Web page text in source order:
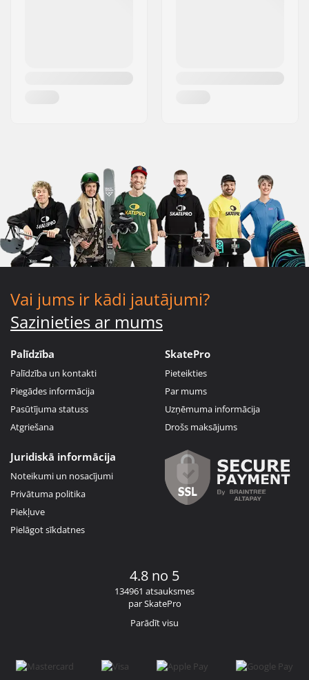
Vai jums ir kādi jautājumi?
Sazinieties ar mums
Palīdzība
Palīdzība un kontakti
Piegādes informācija
Pasūtījuma statuss
Atgriešana
SkatePro
Pieteikties
Par mums
Uzņēmuma informācija
Drošs maksājums
Juridiskā informācija
Noteikumi un nosacījumi
Privātuma politika
Piekļuve
Pielāgot sīkdatnes
4.8 no 5
134961 atsauksmes
par SkatePro
Parādīt visu